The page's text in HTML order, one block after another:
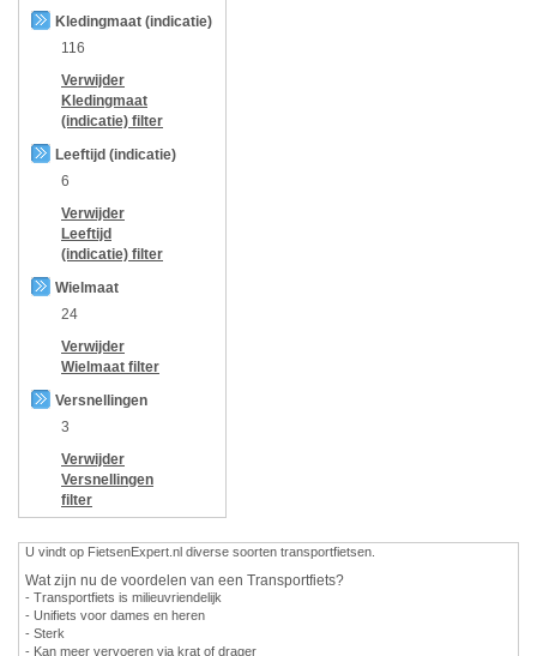
Kledingmaat (indicatie)
116
Verwijder
Kledingmaat
(indicatie) filter
Leeftijd (indicatie)
6
Verwijder
Leeftijd
(indicatie) filter
Wielmaat
24
Verwijder
Wielmaat filter
Versnellingen
3
Verwijder
Versnellingen
filter
U vindt op FietsenExpert.nl diverse soorten transportfietsen.
Wat zijn nu de voordelen van een Transportfiets?
- Transportfiets is milieuvriendelijk
- Unifiets voor dames en heren
- Sterk
- Kan meer vervoeren via krat of drager